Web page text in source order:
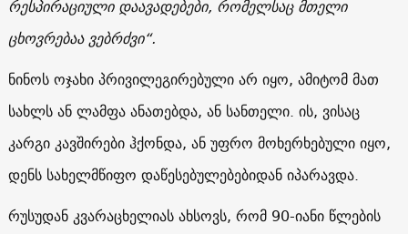
რესპირაციული დაავადებები, რომელსაც მთელი
ცხოვრებაა ვებრძვი“.
ნინოს ოჯახი პრივილეგირებული არ იყო, ამიტომ მათ
სახლს ან ლამფა ანათებდა, ან სანთელი. ის, ვისაც
კარგი კავშირები ჰქონდა, ან უფრო მოხერხებული იყო,
დენს სახელმწიფო დაწესებულებებიდან იპარავდა.
რუსუდან კვარაცხელიას ახსოვს, რომ 90-იანი წლების